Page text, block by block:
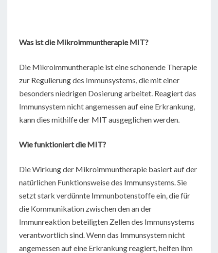
Was ist die Mikroimmuntherapie MIT?
Die Mikroimmuntherapie ist eine schonende Therapie
zur Regulierung des Immunsystems, die mit einer
besonders niedrigen Dosierung arbeitet. Reagiert das
Immunsystem nicht angemessen auf eine Erkrankung,
kann dies mithilfe der MIT ausgeglichen werden.
Wie funktioniert die MIT?
Die Wirkung der Mikroimmuntherapie basiert auf der
natürlichen Funktionsweise des Immunsystems. Sie
setzt stark verdünnte Immunbotenstoffe ein, die für
die Kommunikation zwischen den an der
Immunreaktion beteiligten Zellen des Immunsystems
verantwortlich sind. Wenn das Immunsystem nicht
angemessen auf eine Erkrankung reagiert, helfen ihm